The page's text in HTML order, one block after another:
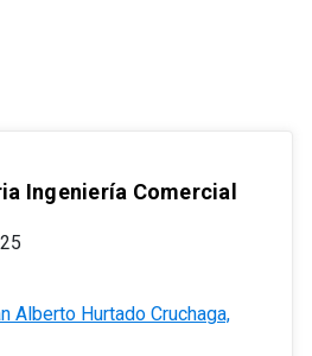
Ingeniería Comercial
Alberto Hurtado Cruchaga,